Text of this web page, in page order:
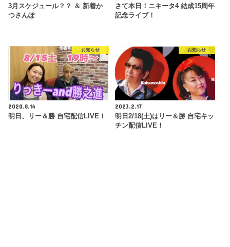
3月スケジュール？？ ＆ 新着か
つさんぽ
さて本日！ニキータ4 結成15周年
記念ライブ！
お知らせ
2020.8.14
明日、リー＆勝 自宅配信LIVE！
お知らせ
2023.2.17
明日2/18(土)はリー＆勝 自宅キッ
チン配信LIVE！